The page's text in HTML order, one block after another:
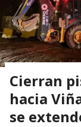
Cierran
hacia
se